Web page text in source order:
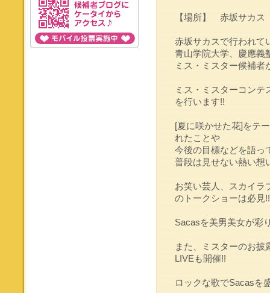
【場所】 赤坂サカ
赤坂サカスで行われて
青山学院大学、慶應義
ミス・ミスター候補者
ミス・ミスターコンテ
を行います!!
[夏に咲かせた花]をテ
れたことや
今後の目標などを語っ
普段は見せない熱い想
お笑い芸人、スカイラ
のトークショーは必見!!
Sacasを美男美女が彩
また、ミスターのお披
LIVEも開催!!
ロックな歌でSacasを